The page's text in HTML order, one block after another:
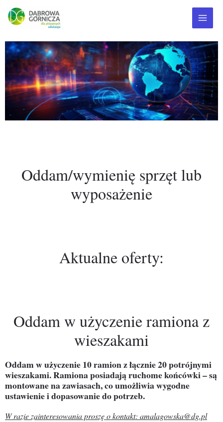
Oddam/wymienię sprzęt lub
wyposażenie
Aktualne oferty:
Oddam w użyczenie ramiona z
wieszakami
Oddam w użyczenie 10 ramion z łącznie 20 potrójnymi
wieszakami. Ramiona posiadają ruchome końcówki – są
montowane na zawiasach, co umożliwia wygodne
ustawienie i dopasowanie do potrzeb.
W razie zainteresowania proszę o kontakt: amalagowska@dg.pl